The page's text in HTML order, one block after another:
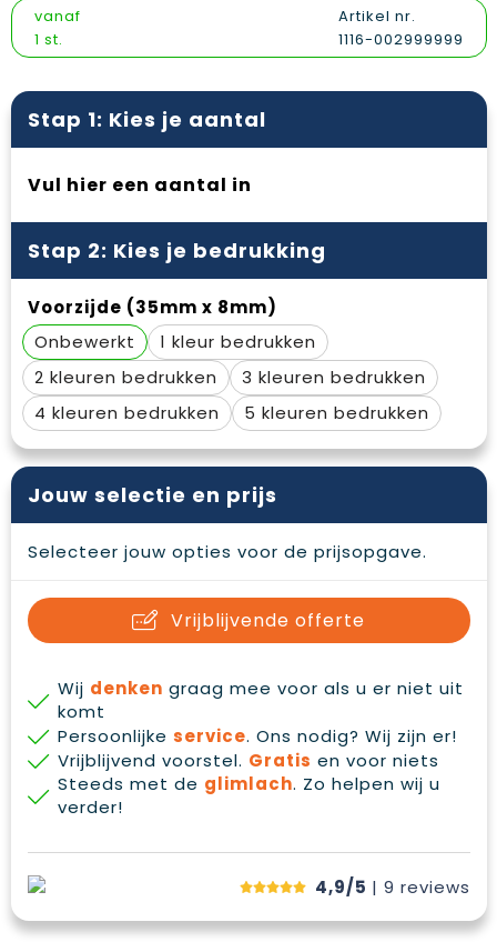
Gilets
Spellen voor binnen en buiten
Sport
Promotietassen
Reistassen
Schoudertassen
Sporttassen
Strandtassen
Tablettassen
Toilettassen
Waterbestendige tassen
Duffeltassen
Goodiebags
Reflecterende vesten
Regenkleding
Sweaters
T-Shirts
Veiligheidssignalering en Verlichting
Veiligheidsvesten en Veiligheidshesjes
Vesten
Gehoorbescherming
Oog- en gelaatsbescherming
Restauranttextiel
E.H.B.O.
Ademhalingsbescherming
vanaf
1 st.
Artikel nr.
1116-002999999
Stap 1: Kies je aantal
Vul hier een aantal in
Stap 2: Kies je bedrukking
Voorzijde (35mm x 8mm)
Onbewerkt
1
2
3
4
5
Jouw selectie en prijs
Selecteer jouw opties voor de prijsopgave.
Vrijblijvende offerte
Wij denken graag mee voor als u er niet uit
komt
Persoonlijke service. Ons nodig? Wij zijn er!
Vrijblijvend voorstel. Gratis en voor niets
Steeds met de glimlach. Zo helpen wij u
verder!
4,9/5 | 9 reviews